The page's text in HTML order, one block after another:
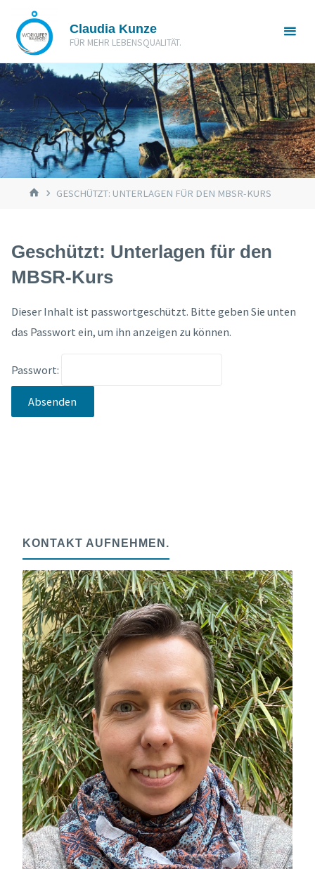
Inhalt
springen
Claudia Kunze
FÜR MEHR LEBENSQUALITÄT.
STARTGESCHÜTZT: UNTERLAGEN FÜR DEN MBSR-KURS
Geschützt: Unterlagen für den
MBSR-Kurs
Dieser Inhalt ist passwortgeschützt. Bitte geben Sie unten
das Passwort ein, um ihn anzeigen zu können.
Passwort:
KONTAKT AUFNEHMEN.